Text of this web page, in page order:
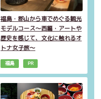
福島・郡山から車でめぐる観光
モデルコース～西編・アートや
歴史を感じて、文化に触れるオ
トナ女子旅～
福島 PR